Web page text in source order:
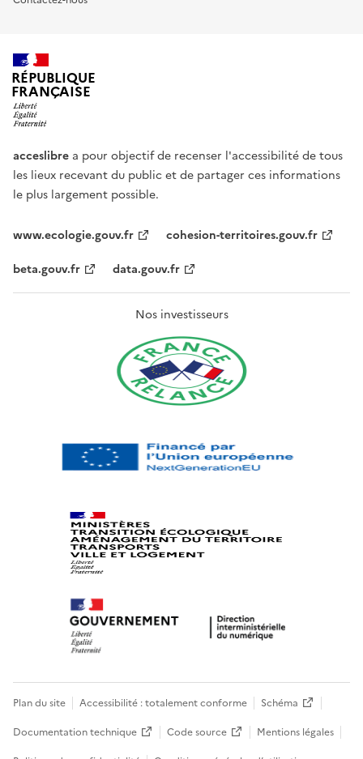
RÉPUBLIQUE
FRANÇAISE
acceslibre a pour objectif de recenser l'accessibilité de tous
les lieux recevant du public et de partager ces informations
le plus largement possible.
www.ecologie.gouv.fr
cohesion-territoires.gouv.fr
beta.gouv.fr
data.gouv.fr
Nos investisseurs
Plan du site Accessibilité : totalement conforme
Schéma
Documentation technique
Code source
Mentions légales